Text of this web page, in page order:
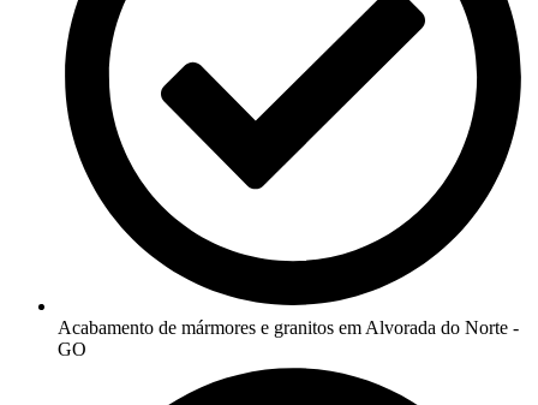
Acabamento de mármores e granitos em Alvorada do Norte -
GO